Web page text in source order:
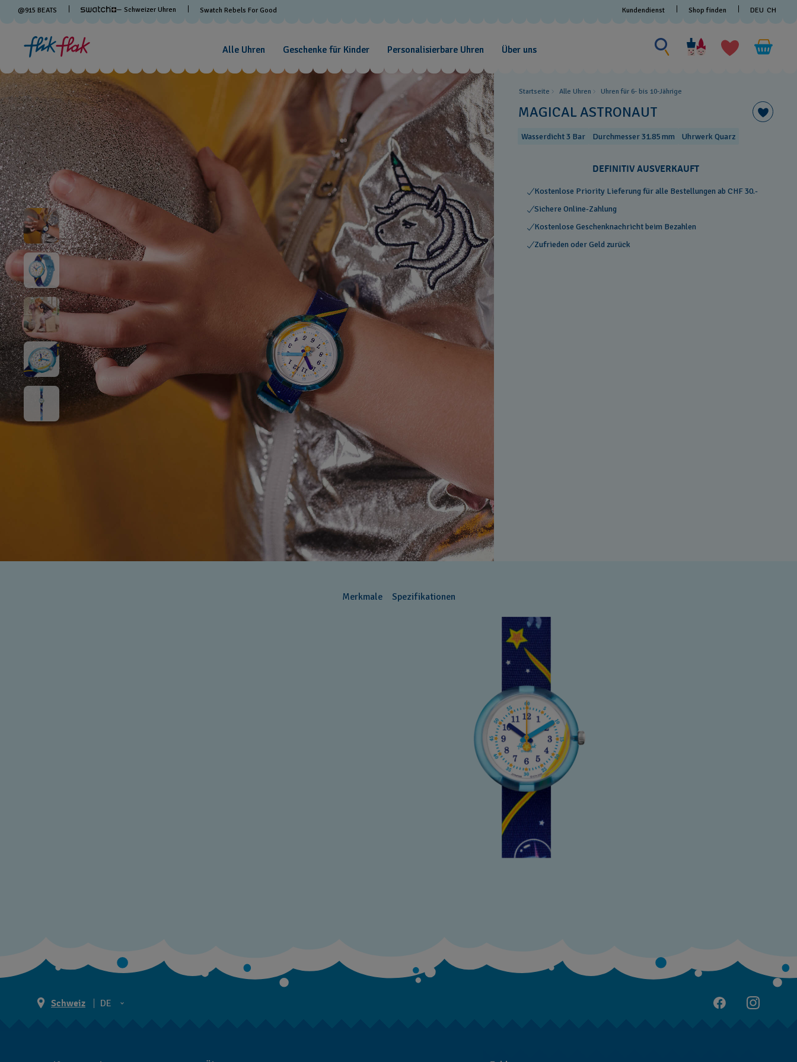
@915 BEATS — Schweizer Uhren Swatch Rebels For Good Kundendienst Shop finden DEU CH
Alle Uhren Geschenke für Kinder Personalisierbare Uhren Über uns
Nach
etwas
suchen
Startseite Alle Uhren Uhren für 6- bis 10-Jährige
MAGICAL ASTRONAUT
Wasserdicht 3 Bar Durchmesser 31.85 mm Uhrwerk Quarz
DEFINITIV AUSVERKAUFT
Kostenlose Priority Lieferung für alle Bestellungen ab CHF 30.-
Sichere Online-Zahlung
Kostenlose Geschenknachricht beim Bezahlen
Zufrieden oder Geld zurück
Merkmale Spezifikationen
Schweiz
DE